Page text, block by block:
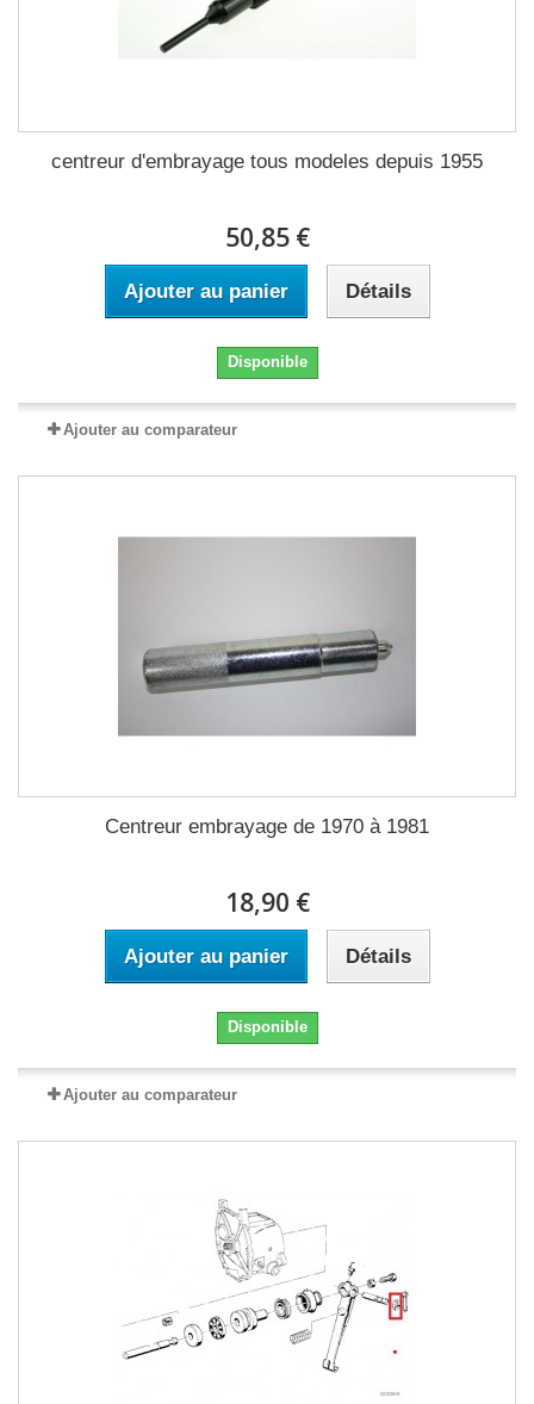
centreur d'embrayage tous modeles depuis 1955
50,85 €
Ajouter au panier Détails
Disponible
Ajouter au comparateur
Centreur embrayage de 1970 à 1981
18,90 €
Ajouter au panier Détails
Disponible
Ajouter au comparateur